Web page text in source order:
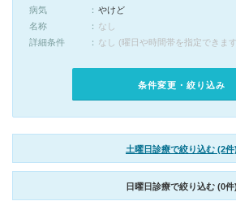
病気
やけど
名称
なし
詳細条件
なし (曜日や時間帯を指定できま
条件変更・絞り込み
土曜日診療で絞り込む (2件)
日曜日診療で絞り込む (0件)